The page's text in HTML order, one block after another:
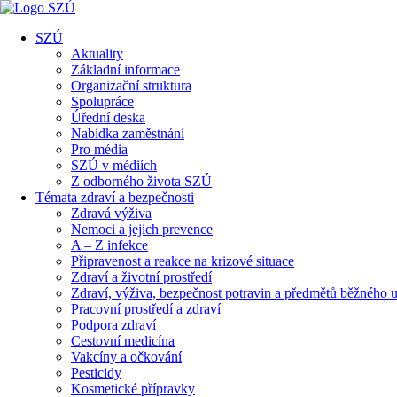
SZÚ
Aktuality
Základní informace
Organizační struktura
Spolupráce
Úřední deska
Nabídka zaměstnání
Pro média
SZÚ v médiích
Z odborného života SZÚ
Témata zdraví a bezpečnosti
Zdravá výživa
Nemoci a jejich prevence
A – Z infekce
Připravenost a reakce na krizové situace
Zdraví a životní prostředí
Zdraví, výživa, bezpečnost potravin a předmětů běžného
Pracovní prostředí a zdraví
Podpora zdraví
Cestovní medicína
Vakcíny a očkování
Pesticidy
Kosmetické přípravky